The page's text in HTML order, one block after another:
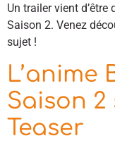
Un trailer vient
Saison 2. Venez
sujet !
L’anime
Saison 2
Teaser